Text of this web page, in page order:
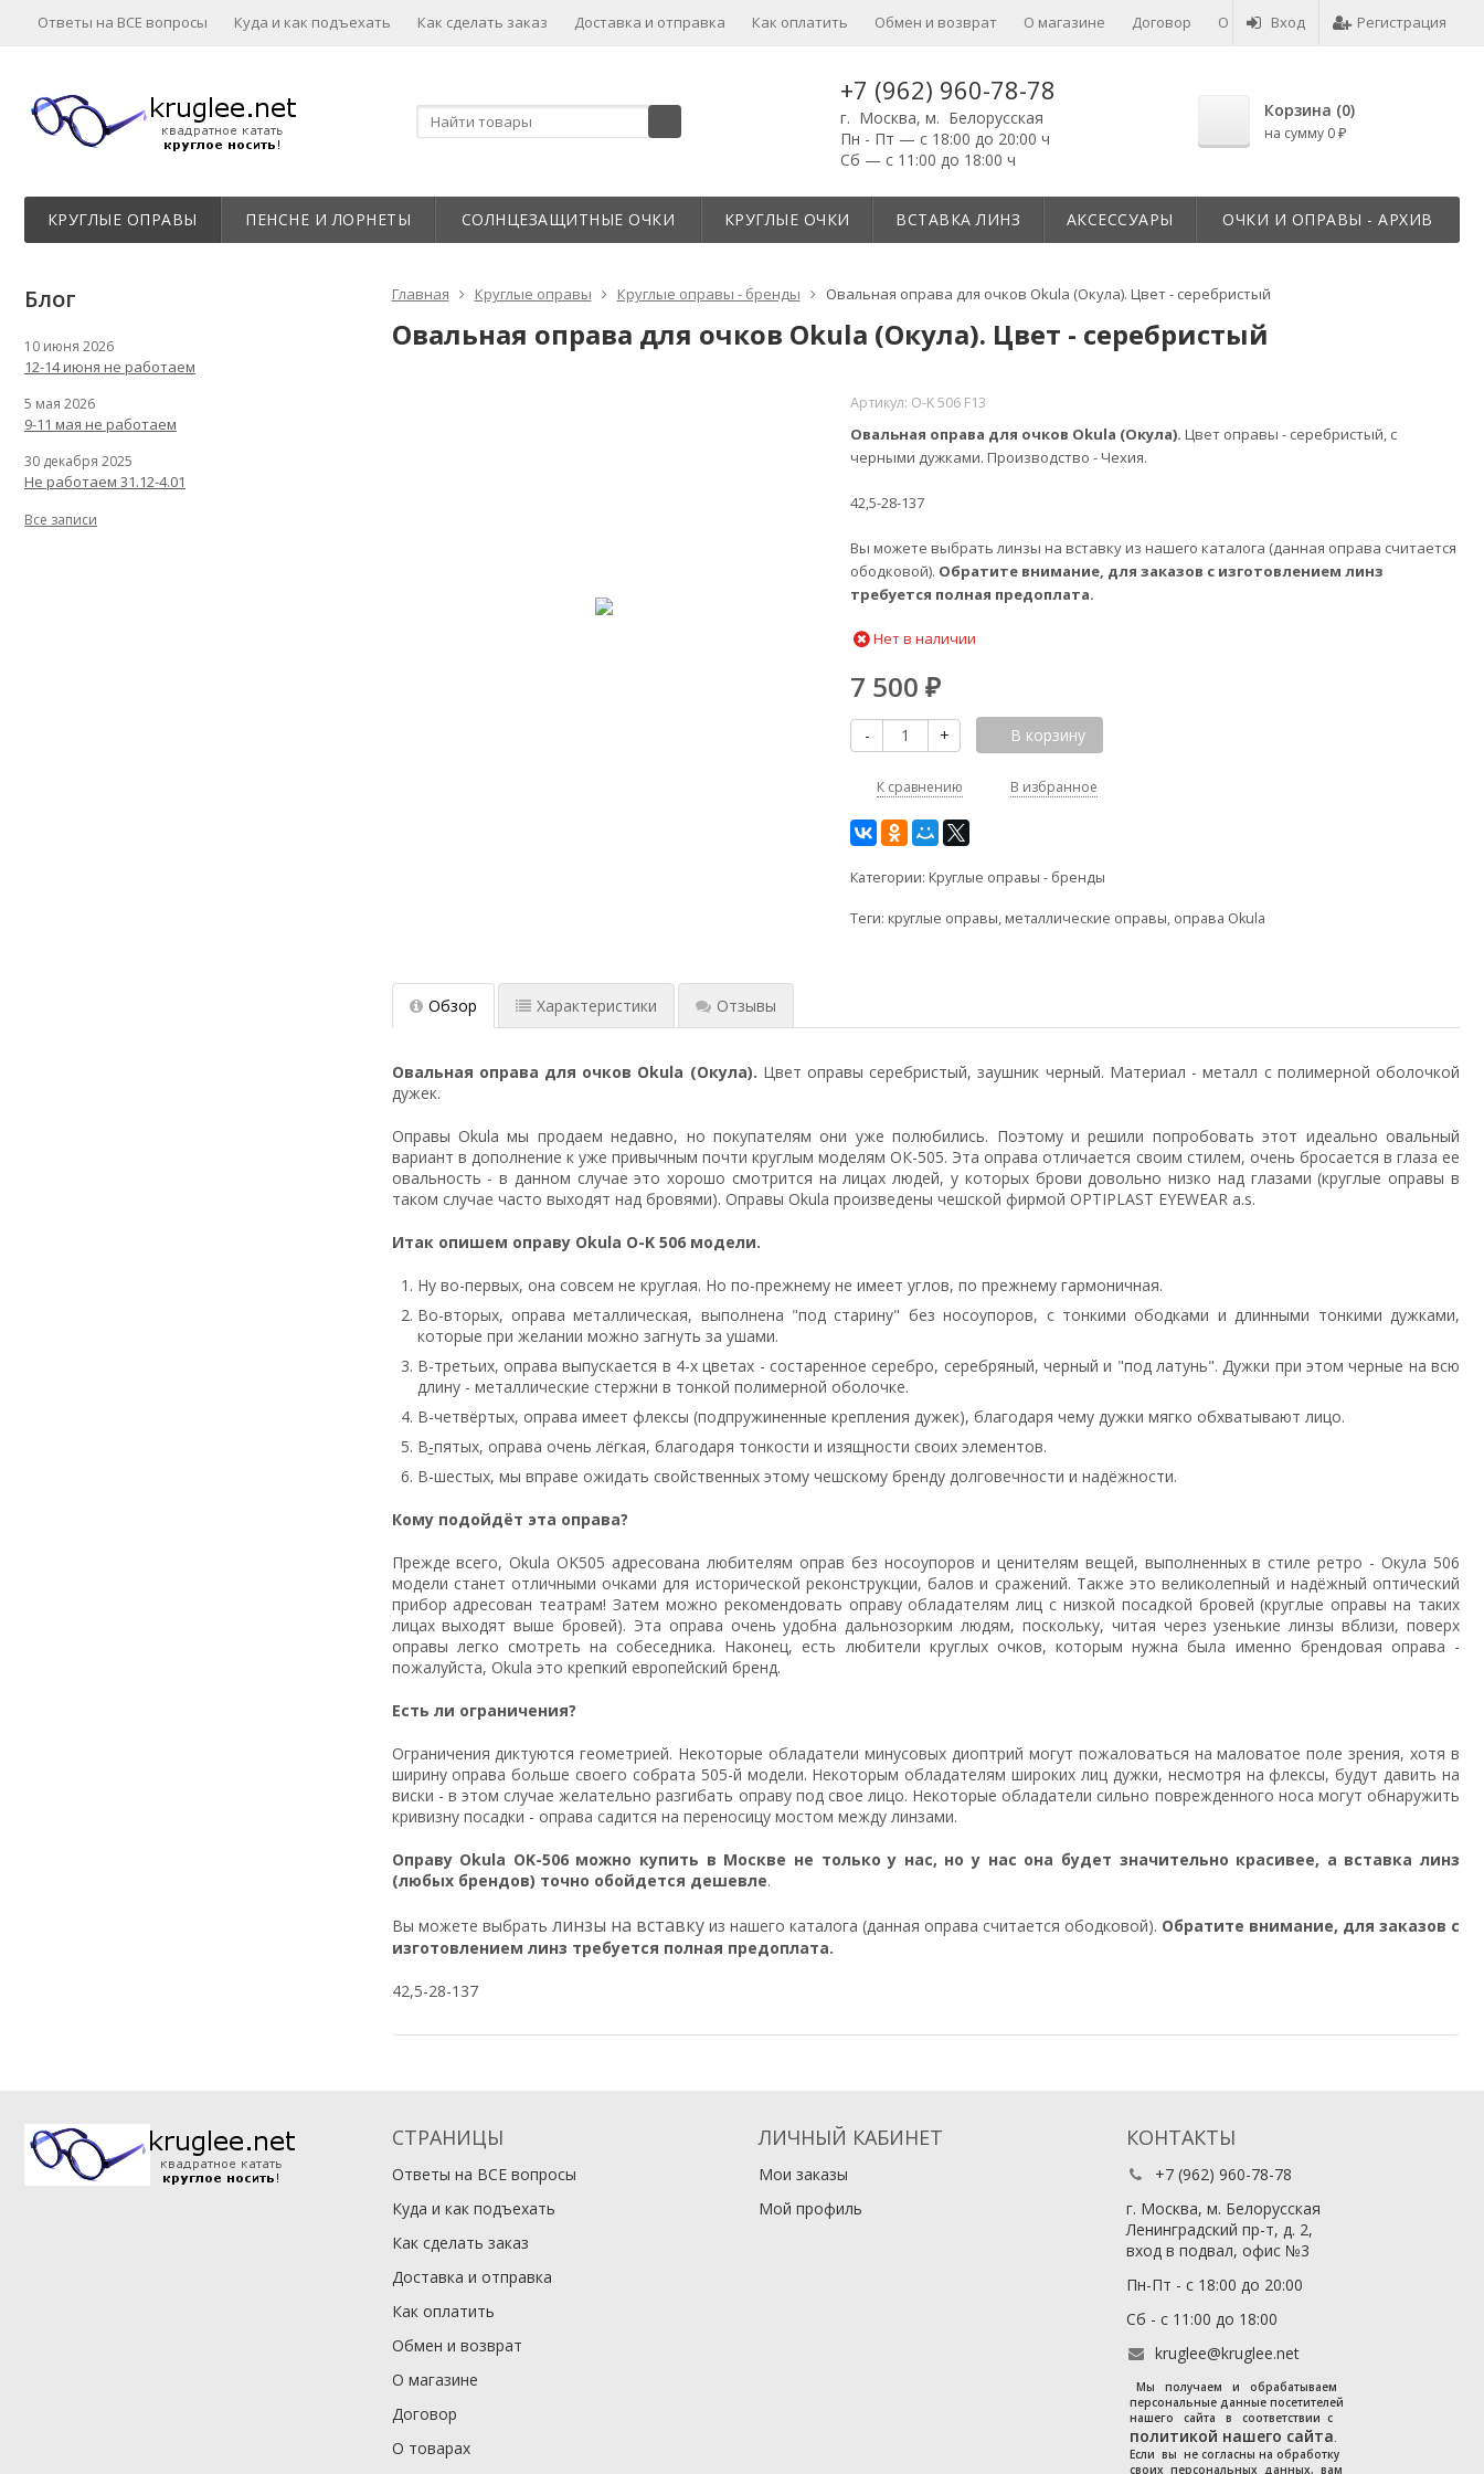
Вход Регистрация
Ответы на ВСЕ вопросы Куда и как подъехать Как сделать заказ Доставка и отправка Как оплатить Обмен и возврат О магазине Договор О товарах Отзывы
+7 (962) 960-78-78
г. Москва, м. Белорусская
Пн - Пт — с 18:00 до 20:00 ч
Сб — с 11:00 до 18:00 ч
Корзина (0)
на сумму 0 ₽
КРУГЛЫЕ ОПРАВЫ ПЕНСНЕ И ЛОРНЕТЫ СОЛНЦЕЗАЩИТНЫЕ ОЧКИ КРУГЛЫЕ ОЧКИ ВСТАВКА ЛИНЗ АКСЕССУАРЫ ОЧКИ И ОПРАВЫ - АРХИВ
Главная Круглые оправы Круглые оправы - бренды Овальная оправа для очков Okula (Окула). Цвет - серебристый
Овальная оправа для очков Okula (Окула). Цвет - серебристый
Артикул: O-K 506 F13
Овальная оправа для очков Okula (Окула). Цвет оправы - серебристый, с
черными дужками. Производство - Чехия.
42,5-28-137
Вы можете выбратьлинзы на вставкуиз нашего каталога (данная оправа считается
ободковой). Обратите внимание, для заказов с изготовлением линз
требуется полная предоплата.
Нет в наличии
7 500₽
- + В корзину
К сравнению В избранное
Категории: Круглые оправы - бренды
Теги: круглые оправы, металлические оправы, оправа Okula
Обзор Характеристики Отзывы
Овальная оправа для очков Okula (Окула). Цвет оправы серебристый, заушник черный. Материал - металл с полимерной оболочкой
дужек.
Оправы Okula мы продаем недавно, но покупателям они уже полюбились. Поэтому и решили попробовать этот идеально овальный
вариант в дополнение к уже привычным почти круглым моделям ОК-505. Эта оправа отличается своим стилем, очень бросается в глаза ее
овальность - в данном случае это хорошо смотрится на лицах людей, у которых брови довольно низко над глазами (круглые оправы в
таком случае часто выходят над бровями). Оправы Okula произведены чешской фирмой OPTIPLAST EYEWEAR a.s.
Итак опишем оправу Okula O-K 506 модели.
Ну во-первых, она совсем не круглая. Но по-прежнему не имеет углов, по прежнему гармоничная.
Во-вторых, оправа металлическая, выполнена "под старину" без носоупоров, с тонкими ободками и длинными тонкими дужками,
которые при желании можно загнуть за ушами.
В-третьих, оправа выпускается в 4-х цветах - состаренное серебро, серебряный, черный и "под латунь". Дужки при этом черные на всю
длину - металлические стержни в тонкой полимерной оболочке.
В-четвёртых, оправа имеет флексы (подпружиненные крепления дужек), благодаря чему дужки мягко обхватывают лицо.
В-пятых, оправа очень лёгкая, благодаря тонкости и изящности своих элементов.
В-шестых, мы вправе ожидать свойственных этому чешскому бренду долговечности и надёжности.
Кому подойдёт эта оправа?
Прежде всего, Okula OK505 адресована любителям оправ без носоупоров и ценителям вещей, выполненных в стиле ретро - Окула 506
модели станет отличными очками для исторической реконструкции, балов и сражений. Также это великолепный и надёжный оптический
прибор адресован театрам! Затем можно рекомендовать оправу обладателям лиц с низкой посадкой бровей (круглые оправы на таких
лицах выходят выше бровей). Эта оправа очень удобна дальнозорким людям, поскольку, читая через узенькие линзы вблизи, поверх
оправы легко смотреть на собеседника. Наконец, есть любители круглых очков, которым нужна была именно брендовая оправа -
пожалуйста, Okula это крепкий европейский бренд.
Есть ли ограничения?
Ограничения диктуются геометрией. Некоторые обладатели минусовых диоптрий могут пожаловаться на маловатое поле зрения, хотя в
ширину оправа больше своего собрата 505-й модели. Некоторым обладателям широких лиц дужки, несмотря на флексы, будут давить на
виски - в этом случае желательно разгибать оправу под свое лицо. Некоторые обладатели сильно поврежденного носа могут обнаружить
кривизну посадки - оправа садится на переносицу мостом между линзами.
Оправу Okula OK-506 можно купить в Москве не только у нас, но у нас она будет значительно красивее, а вставка линз
(любых брендов) точно обойдется дешевле.
Вы можете выбрать линзы на вставкуиз нашего каталога (данная оправа считается ободковой). Обратите внимание, для заказов с
изготовлением линз требуется полная предоплата.
42,5-28-137
Блог
10 июня 2026
12-14 июня не работаем
5 мая 2026
9-11 мая не работаем
30 декабря 2025
Не работаем 31.12-4.01
Все записи
СТРАНИЦЫ
Ответы на ВСЕ вопросы
Куда и как подъехать
Как сделать заказ
Доставка и отправка
Как оплатить
Обмен и возврат
О магазине
Договор
О товарах
ЛИЧНЫЙ КАБИНЕТ
Мои заказы
Мой профиль
КОНТАКТЫ
+7 (962) 960-78-78
г. Москва, м. Белорусская
Ленинградский пр-т, д. 2,
вход в подвал, офис №3
Пн-Пт - с 18:00 до 20:00
Сб - с 11:00 до 18:00
kruglee@kruglee.net
Мы получаем и обрабатываем
персональные данные посетителей
нашего сайта в соответствии с
политикой нашего сайта
Если вы не согласны на обработку
своих персональных данных, вам